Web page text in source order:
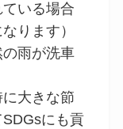
いる場合
ります）
雨が洗車
大きな節
にも貢